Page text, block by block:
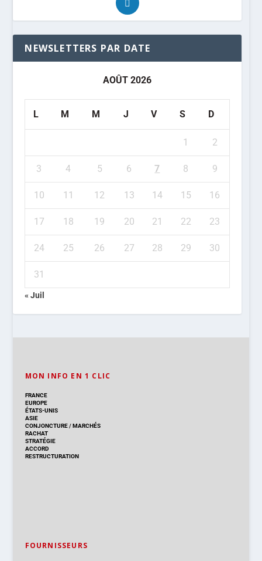
NEWSLETTERS PAR DATE
AOÛT 2026
L M M J V S D
1 2
3 4 5 6 7 8 9
10 11 12 13 14 15 16
17 18 19 20 21 22 23
24 25 26 27 28 29 30
31
« Juil
MON INFO EN 1 CLIC
FRANCE
EUROPE
ÉTATS-UNIS
ASIE
CONJONCTURE/MARCHÉS
RACHAT
STRATÉGIE
ACCORD
RESTRUCTURATION
FOURNISSEURS